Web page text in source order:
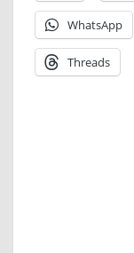
WhatsApp
Threads